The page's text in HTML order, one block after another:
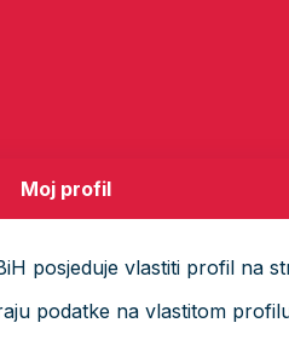
Moj profil
posjeduje vlastiti profil na
podatke na vlastitom